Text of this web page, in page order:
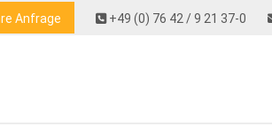
Anfrage +49 (0) 76 42 / 9 21 37-0